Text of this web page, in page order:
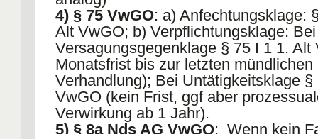
4) § 75 VwGO: a) Anfechtungsklage:
Alt VwGO; b) Verpflichtungsklage: Bei
Versagungsgegenklage § 75 I 1 1. Alt
Monatsfrist bis zur letzten mündlichen
Verhandlung); Bei Untätigkeitsklage §
VwGO (kein Frist, ggf aber
Verwirkung ab 1 Jahr).
5) § 8a Nds AG VwGO: Wenn kein